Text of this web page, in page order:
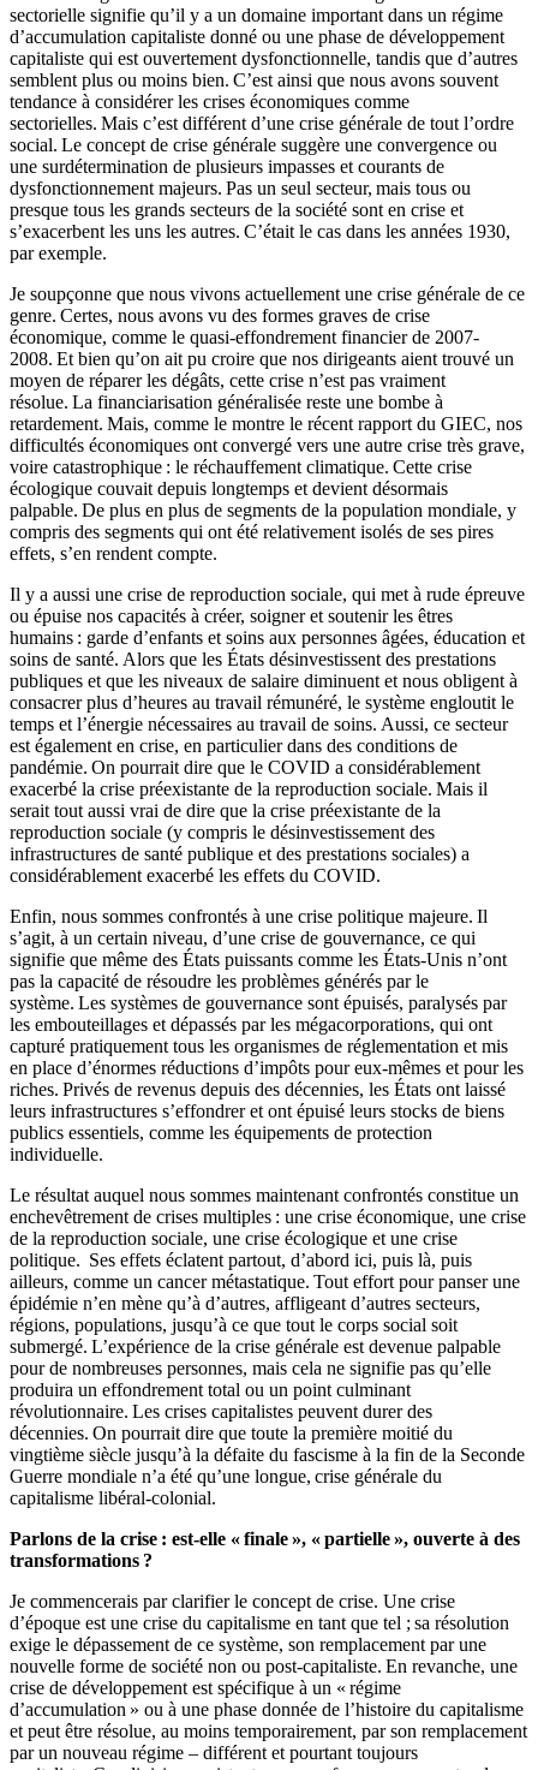
sectorielle signifie qu’il y a un domaine important dans un régime
d’accumulation capitaliste donné ou une phase de développement
capitaliste qui est ouvertement dysfonctionnelle, tandis que d’autres
semblent plus ou moins bien. C’est ainsi que nous avons souvent
tendance à considérer les crises économiques comme
sectorielles. Mais c’est différent d’une crise générale de tout l’ordre
social. Le concept de crise générale suggère une convergence ou
une surdétermination de plusieurs impasses et courants de
dysfonctionnement majeurs. Pas un seul secteur, mais tous ou
presque tous les grands secteurs de la société sont en crise et
s’exacerbent les uns les autres. C’était le cas dans les années 1930,
par exemple.
Je soupçonne que nous vivons actuellement une crise générale de ce
genre. Certes, nous avons vu des formes graves de crise
économique, comme le quasi-effondrement financier de 2007-
2008. Et bien qu’on ait pu croire que nos dirigeants aient trouvé un
moyen de réparer les dégâts, cette crise n’est pas vraiment
résolue. La financiarisation généralisée reste une bombe à
retardement. Mais, comme le montre le récent rapport du GIEC, nos
difficultés économiques ont convergé vers une autre crise très grave,
voire catastrophique : le réchauffement climatique. Cette crise
écologique couvait depuis longtemps et devient désormais
palpable. De plus en plus de segments de la population mondiale, y
compris des segments qui ont été relativement isolés de ses pires
effets, s’en rendent compte.
Il y a aussi une crise de reproduction sociale, qui met à rude épreuve
ou épuise nos capacités à créer, soigner et soutenir les êtres
humains : garde d’enfants et soins aux personnes âgées, éducation et
soins de santé. Alors que les États désinvestissent des prestations
publiques et que les niveaux de salaire diminuent et nous obligent à
consacrer plus d’heures au travail rémunéré, le système engloutit le
temps et l’énergie nécessaires au travail de soins. Aussi, ce secteur
est également en crise, en particulier dans des conditions de
pandémie. On pourrait dire que le COVID a considérablement
exacerbé la crise préexistante de la reproduction sociale. Mais il
serait tout aussi vrai de dire que la crise préexistante de la
reproduction sociale (y compris le désinvestissement des
infrastructures de santé publique et des prestations sociales) a
considérablement exacerbé les effets du COVID.
Enfin, nous sommes confrontés à une crise politique majeure. Il
s’agit, à un certain niveau, d’une crise de gouvernance, ce qui
signifie que même des États puissants comme les États-Unis n’ont
pas la capacité de résoudre les problèmes générés par le
système. Les systèmes de gouvernance sont épuisés, paralysés par
les embouteillages et dépassés par les mégacorporations, qui ont
capturé pratiquement tous les organismes de réglementation et mis
en place d’énormes réductions d’impôts pour eux-mêmes et pour les
riches. Privés de revenus depuis des décennies, les États ont laissé
leurs infrastructures s’effondrer et ont épuisé leurs stocks de biens
publics essentiels, comme les équipements de protection
individuelle.
Le résultat auquel nous sommes maintenant confrontés constitue un
enchevêtrement de crises multiples : une crise économique, une crise
de la reproduction sociale, une crise écologique et une crise
politique. Ses effets éclatent partout, d’abord ici, puis là, puis
ailleurs, comme un cancer métastatique. Tout effort pour panser une
épidémie n’en mène qu’à d’autres, affligeant d’autres secteurs,
régions, populations, jusqu’à ce que tout le corps social soit
submergé. L’expérience de la crise générale est devenue palpable
pour de nombreuses personnes, mais cela ne signifie pas qu’elle
produira un effondrement total ou un point culminant
révolutionnaire. Les crises capitalistes peuvent durer des
décennies. On pourrait dire que toute la première moitié du
vingtième siècle jusqu’à la défaite du fascisme à la fin de la Seconde
Guerre mondiale n’a été qu’une longue, crise générale du
capitalisme libéral-colonial.
Parlons de la crise : est-elle « finale », « partielle », ouverte à des
transformations ?
Je commencerais par clarifier le concept de crise. Une crise
d’époque est une crise du capitalisme en tant que tel ; sa résolution
exige le dépassement de ce système, son remplacement par une
nouvelle forme de société non ou post-capitaliste. En revanche, une
crise de développement est spécifique à un « régime
d’accumulation » ou à une phase donnée de l’histoire du capitalisme
et peut être résolue, au moins temporairement, par son remplacement
par un nouveau régime – différent et pourtant toujours